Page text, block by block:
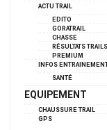
ACTU TRAIL
EDITO
GORATRAIL
CHASSE
RÉSULTATS TRAILS
PREMIUM
INFOS
SANTÉ
EQUIPEMENT
CHAUSSURE TRAIL
GPS